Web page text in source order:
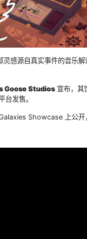
感源自真实事件的音乐
Goose Studios 宣布，
台发售。
Showcase 上公开